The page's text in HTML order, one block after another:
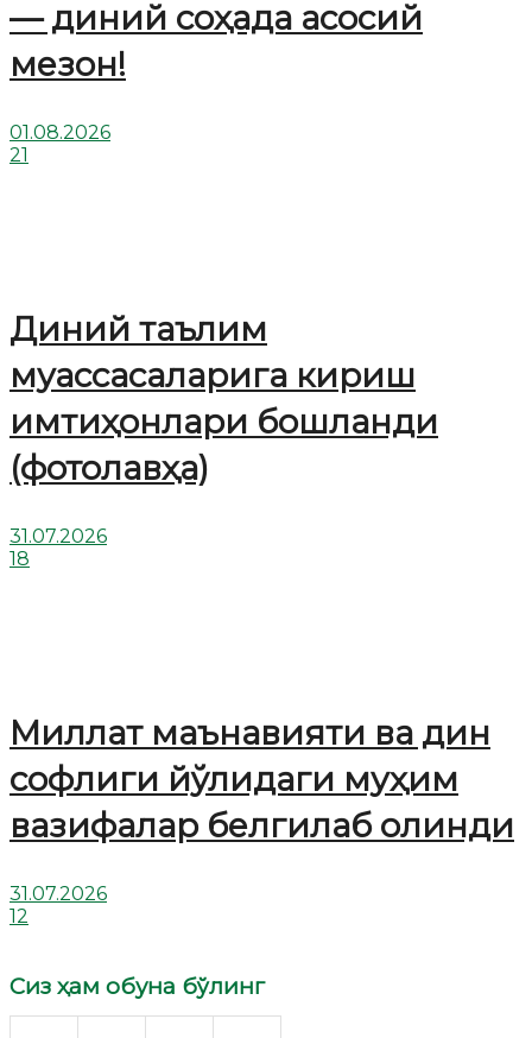
— диний соҳада асосий
мезон!
01.08.2026
21
Диний таълим
муассасаларига кириш
имтиҳонлари бошланди
(фотолавҳа)
31.07.2026
18
Миллат маънавияти ва дин
софлиги йўлидаги муҳим
вазифалар белгилаб олинди
31.07.2026
12
Сиз ҳам обуна бўлинг